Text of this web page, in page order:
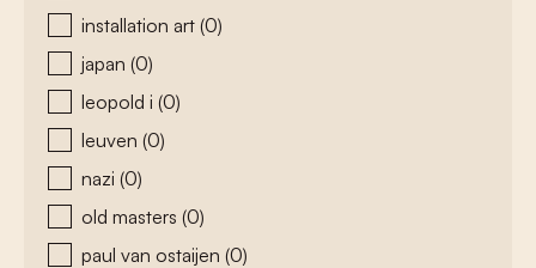
installation art (0)
japan (0)
leopold i (0)
leuven (0)
nazi (0)
old masters (0)
paul van ostaijen (0)